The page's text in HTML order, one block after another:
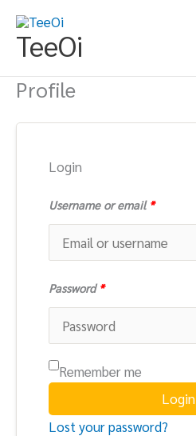
content
TeeOi
Profile
Login
Username or email *
Password *
Remember me
Login
Lost your password?